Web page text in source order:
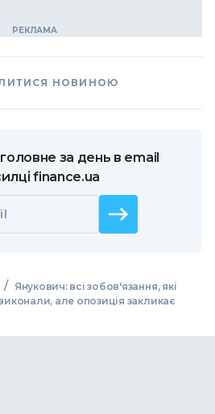
НОВИНОЮ
за день в email
finance.ua
/
Янукович: всі зобов'язання, які
але опозиція закликає